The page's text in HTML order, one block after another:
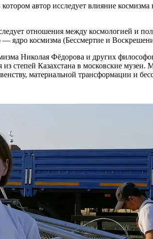
автор исследует влияние
отношения между космологией и
— ядро космизма (Бессмертие и
Николая Фёдорова и других
степей Казахстана в московские
материальной трансформации и